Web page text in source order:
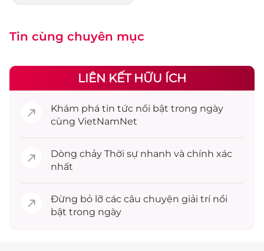
Tin cùng chuyên mục
LIÊN KẾT HỮU ÍCH
Khám phá tin tức nổi bật trong ngày
cùng VietNamNet
Dòng chảy Thời sự nhanh và chính xác
nhất
Đừng bỏ lỡ các câu chuyện giải trínổi
bật trong ngày